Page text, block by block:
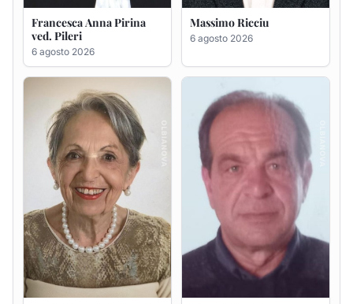
Francesca Anna Pirina
ved. Pileri
6 agosto 2026
Massimo Ricciu
6 agosto 2026